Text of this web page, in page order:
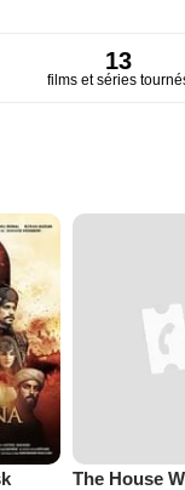
13
films et séries